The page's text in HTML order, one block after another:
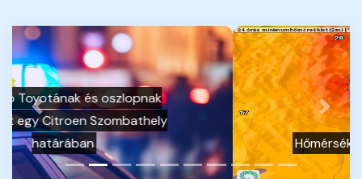
Hőmérsékleti rekordok (2026.08.06.)
Previous Next